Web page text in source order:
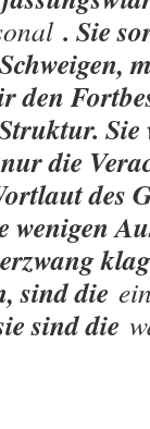
. Sie
den
die
des
wenigen
sind die
sind die